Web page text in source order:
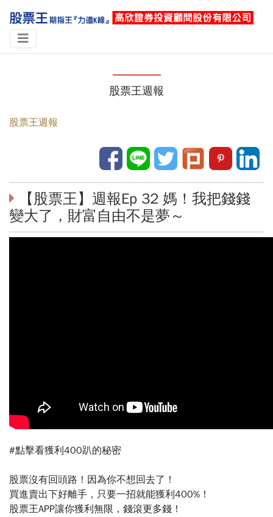
股票王週報
股票王週報
【股票王】週報Ep 32 媽！我把錢錢
變大了，財富自由不是夢～
#點擊看獲利400趴的秘密
股票沒有回頭路！因為你不想回去了！
買進賣出下好離手，只要一招就能獲利400%！
股票王APP讓你獲利無限，錢滾更多錢！